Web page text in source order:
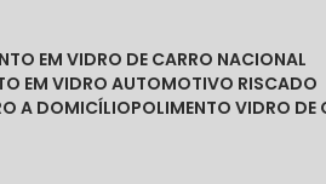
EM VIDRO DE CARRO NACIONAL
EM VIDRO AUTOMOTIVO RISCADO
A DOMICÍLIO POLIMENTO VIDRO